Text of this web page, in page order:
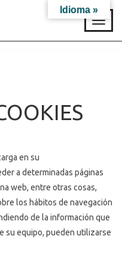
T
o
i
n
en su
a determinadas páginas
web, entre otras cosas,
los hábitos de navegación
de la información que
su equipo, pueden utilizarse
Idioma »